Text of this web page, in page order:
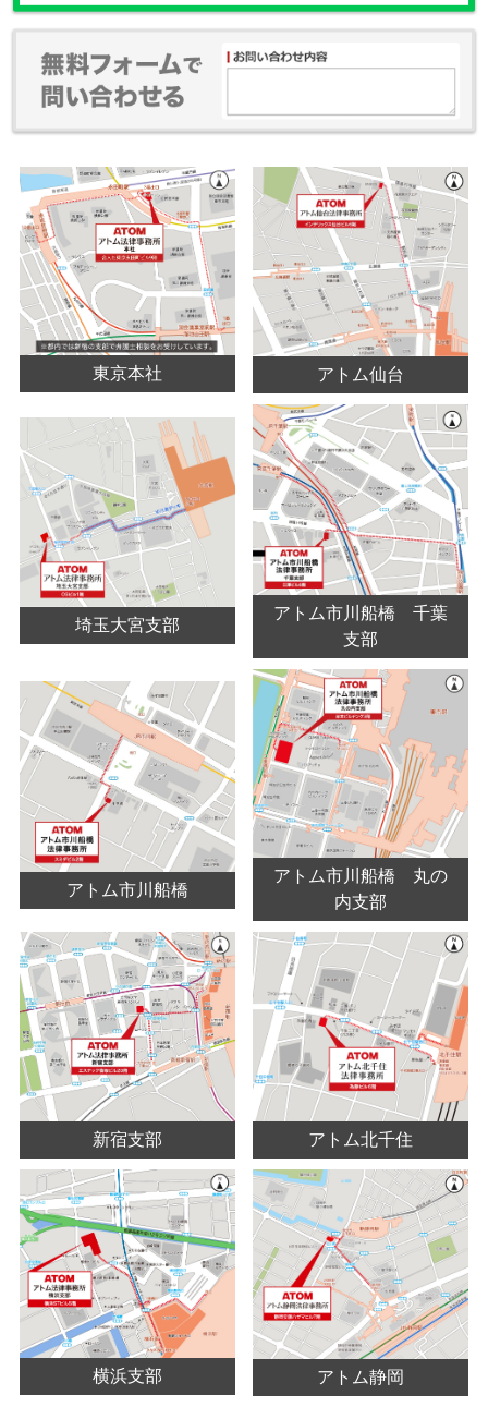
東京本社 アトム仙台
埼玉大宮支部
アトム市川船橋 千葉
支部
アトム市川船橋
アトム市川船橋 丸の
内支部
新宿支部 アトム北千住
横浜支部 アトム静岡